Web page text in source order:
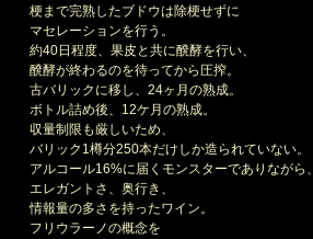
梗まで完熟したブドウは除梗せずに
マセレーションを行う。
約40日程度、果皮と共に醗酵を行い、
醗酵が終わるのを待ってから圧搾。
古バリックに移し、24ヶ月の熟成。
ボトル詰め後、12ケ月の熟成。
収量制限も厳しいため、
バリック1樽分250本だけしか造られていない。
アルコール16%に届くモンスターでありながら、
エレガントさ、奥行き、
情報量の多さを持ったワイン。
フリウラーノの概念を